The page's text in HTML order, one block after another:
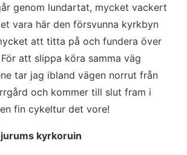
genom lundartat, mycket vackert
vara här den försvunna kyrkbyn
att titta på och fundera över
att slippa köra samma väg
tar jag ibland vägen norrut från
och kommer till slut fram i
fin cykeltur det vore!
kyrkoruin